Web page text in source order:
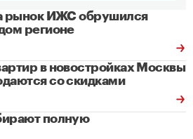
рынок ИЖС обрушился
регионе
в новостройках Москвы
со скидками
полную